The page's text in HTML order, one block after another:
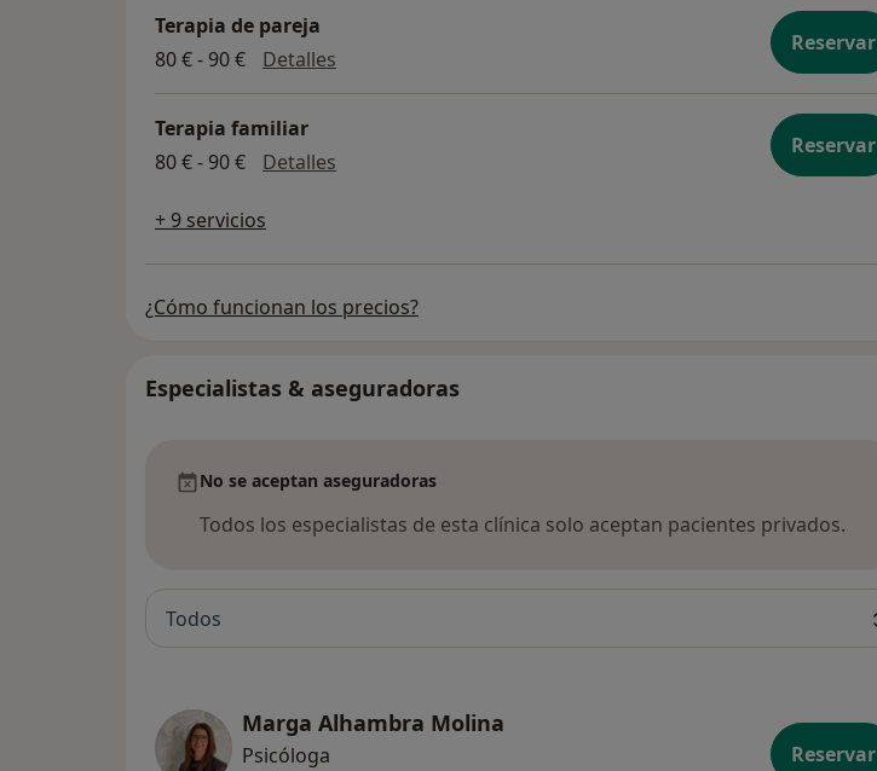
Terapia de pareja
80 € - 90 €
Detalles
Reservar
Terapia familiar
80 € - 90 €
Detalles
Reservar
+ 9 servicios
¿Cómo funcionan los precios?
Especialistas & aseguradoras
No se aceptan aseguradoras
Todos los especialistas de esta clínica solo aceptan pacientes privados.
Todos
Marga Alhambra Molina
Psicóloga
Reservar